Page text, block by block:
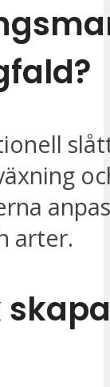
arter.